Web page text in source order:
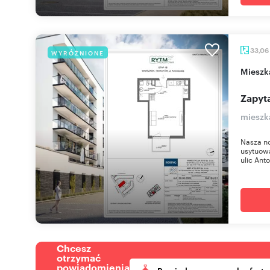
WYRÓŻNIONE 33,06
Nasza
ulic
Chcesz
otrzymać
powiadomienia